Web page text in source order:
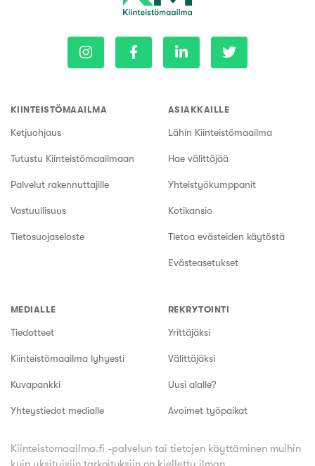
KIINTEISTÖMAAILMA
Ketjuohjaus
Tutustu Kiinteistömaailmaan
Palvelut rakennuttajille
Vastuullisuus
Tietosuojaseloste
ASIAKKAILLE
Lähin Kiinteistömaailma
Hae välittäjää
Yhteistyökumppanit
Kotikansio
Tietoa evästeiden käytöstä
Evästeasetukset
MEDIALLE
Tiedotteet
Kiinteistömaailma lyhyesti
Kuvapankki
Yhteystiedot medialle
REKRYTOINTI
Yrittäjäksi
Välittäjäksi
Uusi alalle?
Avoimet työpaikat
Kiinteistomaailma.fi -palvelun tai tietojen käyttäminen muihin